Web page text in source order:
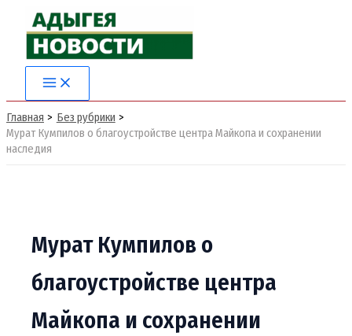
Перейти
содержимому
Главная
Без рубрики
Мурат Кумпилов о благоустройстве центра Майкопа и сохранении
наследия
Мурат Кумпилов о
благоустройстве центра
Майкопа и сохранении